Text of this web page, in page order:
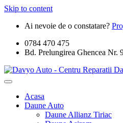
Skip to content
Ai nevoie de o constatare?
0784 470 475
Bd. Prelungirea Ghencea Nr.
Acasa
Daune Auto
Daune Allianz Tiriac